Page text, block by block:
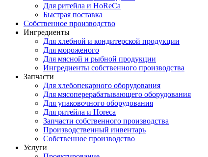
Для ритейла и HoReCa
Быстрая поставка
Собственное производство
Ингредиенты
Для хлебной и кондитерской продукции
Для мороженого
Для мясной и рыбной продукции
Ингредиенты собственного производства
Запчасти
Для хлебопекарного оборудования
Для мясоперерабатывающего оборудования
Для упаковочного оборудования
Для ритейла и Horeca
Запчасти собственного производства
Производственный инвентарь
Собственное производство
Услуги